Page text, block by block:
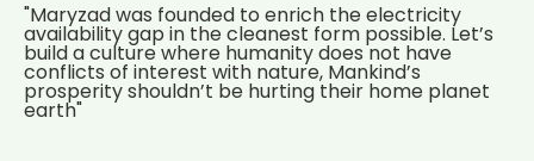
"Maryzad was founded to enrich the electricity
availability gap in the cleanest form possible. Let’s
build a culture where humanity does not have
conflicts of interest with nature, Mankind’s
prosperity shouldn’t be hurting their home planet
earth"